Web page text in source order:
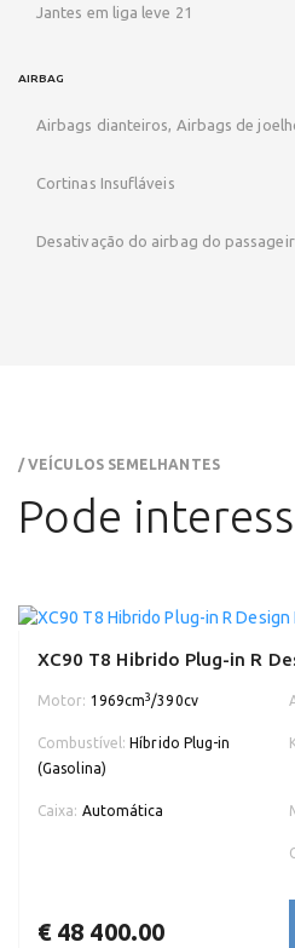
Jantes em liga leve 21
AIRBAG
Airbags dianteiros, Airbags de
Cortinas Insufláveis
Desativação do airbag do
/ VEÍCULOS SEMELHANTES
Pode
XC90 T8 Hibrido Plug-in R
Motor: 1969cm3/390cv
Combustível: Híbrido Plug-in
(Gasolina)
Caixa: Automática
€ 48 400.00